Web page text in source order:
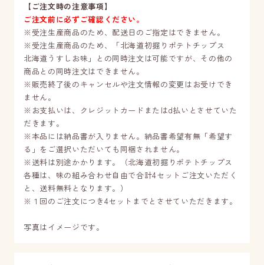
【ご注文時の注意事項】
ご注文前に必ずご確認ください。
※受注生産商品のため、配送日のご指定はできません。
※受注生産商品のため、「北海道初掘りポテトチップス
北海道うすしお味」との同時注文は可能ですが、その他の
商品との同時注文はできません。
※販売終了後のキャンセルや注文情報の変更はお受けでき
ません。
※お支払いは、クレジットカードまたはd払いとさせていた
だきます。
※本品には納品書が入りません。納品書希望有無「希望す
る」をご選択いただいても同梱されません。
※送料は別途かかります。（北海道初掘りポテトチップス
各種は、味の組み合わせ自由で合計4セットご注文いただく
と、送料無料となります。）
※１回のご注文につき4セットまでとさせていただきます。
写真はイメージです。